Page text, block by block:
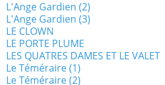
L'Ange Gardien (2)
L'Ange Gardien (3)
LE CLOWN
LE PORTE PLUME
LES QUATRES DAMES ET LE VALET
Le Téméraire (1)
Le Téméraire (2)